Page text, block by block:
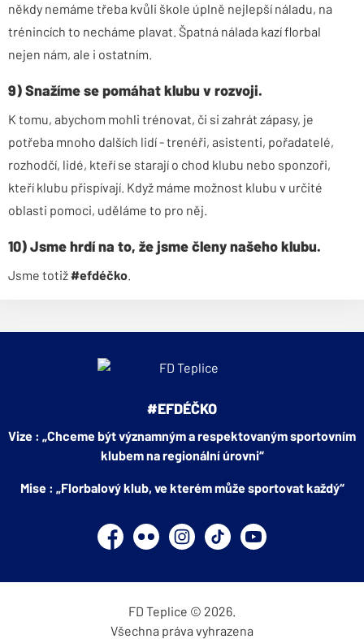
někdy nemáme třeba kvůli škole úplně nejlepší náladu, na
trénincích to necháme plavat. Špatná nálada kazí florbal
nejen nám, ale i ostatním.
9) Snažíme se pomáhat klubu v rozvoji.
K tomu, abychom mohli trénovat, či si zahrát zápasy, je
potřeba mnoho dalších lidí - trenéři, asistenti, pořadatelé,
rozhodčí, lidé, kteří se starají o chod klubu nebo sponzoři,
kteří klubu přispívají. Když máme možnost klubu v určité
oblasti pomoci, uděláme to pro něj.
10) Jsme hrdí na to, že jsme členy našeho klubu.
Jsme totiž#efdéčko.
#EFDÉČKO
Vize : „Chceme být významným a respektovaným sportovním
klubem na regionální úrovni“
Mise : „Florbalový klub, ve kterém může sportovat každý“
Facebook
Flickr Instagram
TikTokYouTube
FD Teplice © 2026.
Všechna práva vyhrazena